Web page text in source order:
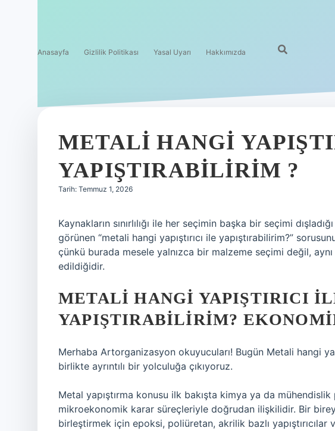
Anasayfa Gizlilik Politikası Yasal Uyarı Hakkımızda
METALI HANGI
YAPIŞTIRABILIRIM ?
Tarih: Temmuz 1, 2026
Kaynakların sınırlılığı ile her seçimin başka bir seçimi
görünen “metali hangi yapıştırıcı ile yapıştırabilirim?”
çünkü burada mesele yalnızca bir malzeme seçimi değil,
edildiğidir.
METALI HANGI YAPIŞTIRICI
YAPIŞTIRABILIRIM?
Merhaba Artorganizasyon okuyucuları! Bugün Metali hangi
birlikte ayrıntılı bir yolculuğa çıkıyoruz.
Metal yapıştırma konusu ilk bakışta kimya ya da
mikroekonomik karar süreçleriyle doğrudan ilişkilidir. Bir
birleştirmek için epoksi, poliüretan, akrilik bazlı